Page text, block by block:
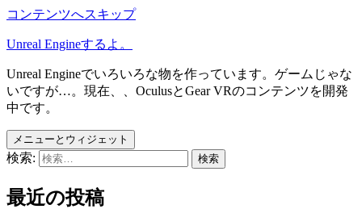
コンテンツへスキップ
Unreal Engineするよ。
Unreal Engineでいろいろな物を作っています。ゲームじゃな
いですが…。現在、、OculusとGear VRのコンテンツを開発
中です。
メニューとウィジェット
検索:
最近の投稿